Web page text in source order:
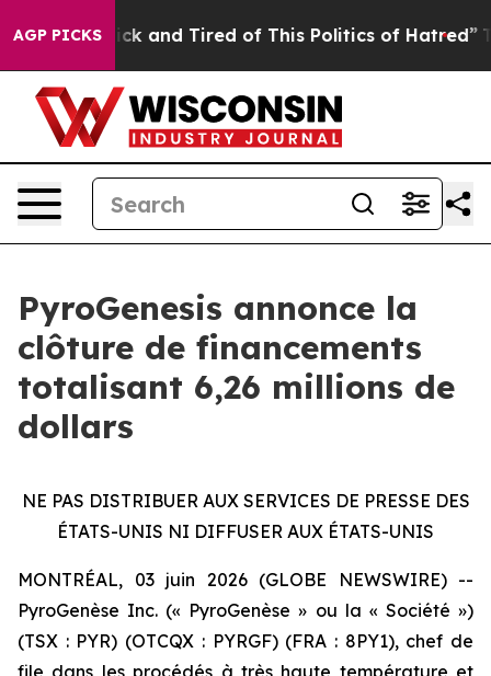
AGP PICKS
Sick and Tired of This Politics of Hatred” The
PyroGenesis annonce la
clôture de financements
totalisant 6,26 millions de
dollars
NE PAS DISTRIBUER AUX SERVICES DE PRESSE DES
ÉTATS-UNIS NI DIFFUSER AUX ÉTATS-UNIS
MONTRÉAL, 03 juin 2026 (GLOBE NEWSWIRE) --
PyroGenèse Inc. (« PyroGenèse » ou la « Société »)
(TSX : PYR) (OTCQX : PYRGF) (FRA : 8PY1), chef de
file dans les procédés à très haute température et